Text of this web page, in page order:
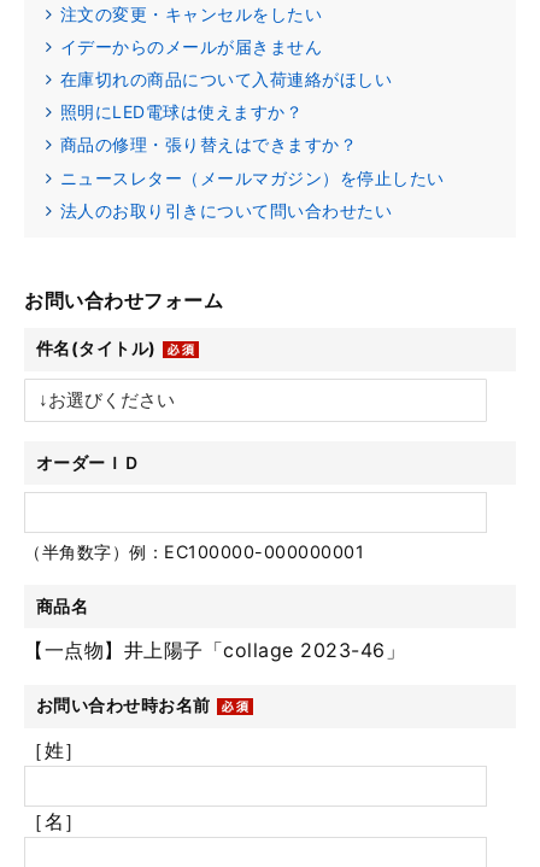
注文の変更・キャンセルをしたい
イデーからのメールが届きません
在庫切れの商品について入荷連絡がほしい
照明にLED電球は使えますか？
商品の修理・張り替えはできますか？
ニュースレター（メールマガジン）を停止したい
法人のお取り引きについて問い合わせたい
お問い合わせフォーム
件名(タイトル)
オーダーＩＤ
（半角数字）例：EC100000-000000001
商品名
【一点物】井上陽子「collage 2023-46」
お問い合わせ時お名前
［姓］
［名］